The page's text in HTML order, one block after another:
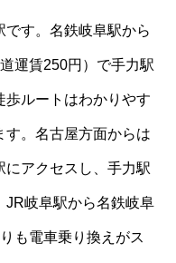
す。名鉄岐阜駅から
運賃250円）で手力駅
歩ルートはわかりやす
す。名古屋方面からは
にアクセスし、手力駅
JR岐阜駅から名鉄岐阜
も電車乗り換えがス